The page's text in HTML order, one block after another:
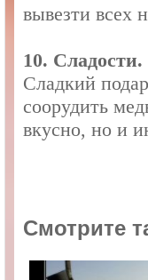
вывезти всех
10. Сладости.
Сладкий
соорудить
вкусно, но и
Смотрите